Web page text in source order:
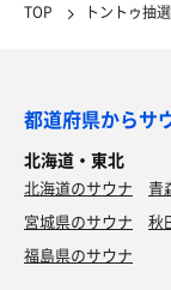
TOP トントゥ抽
都道府県からサ
北海道・東北
北海道のサウナ 青
宮城県のサウナ
秋
福島県のサウナ